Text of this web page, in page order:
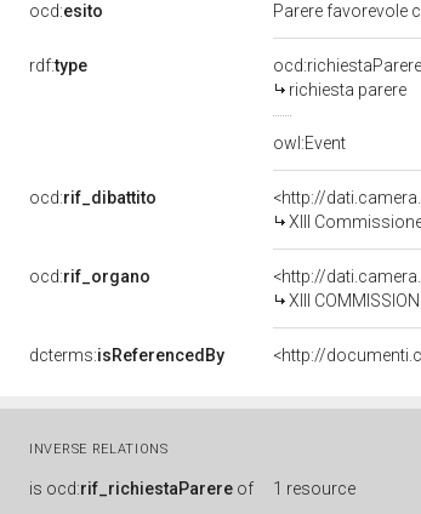
ocd:esito Parere favorevole
rdf:type
ocd:richiestaParere
richiesta parere
owl:Event
ocd:rif_dibattito
<http://
XIII
ocd:rif_organo
<http://
XIII
dcterms:isReferencedBy
INVERSE RELATIONS
is ocd:rif_richiestaParere of 1 resource